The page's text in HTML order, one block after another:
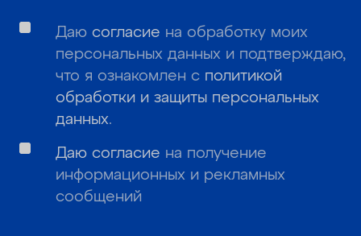
Даю согласие на обработку моих
персональных данных и подтверждаю,
что я ознакомлен с политикой
обработки и защиты персональных
данных.
Даю согласие на получение
информационных и рекламных
сообщений